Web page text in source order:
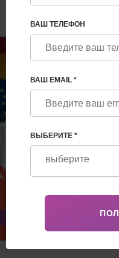
ВАШ ТЕЛЕФОН
ВАШ EMAIL *
ВЫБЕРИТЕ *